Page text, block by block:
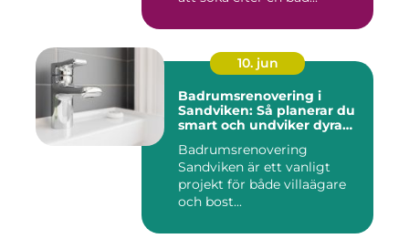
10. jun
Badrumsrenovering i
Sandviken: Så planerar du
smart och undviker dyra
Badrumsrenovering
Sandviken är ett vanligt
projekt för både villaägare
och bost...